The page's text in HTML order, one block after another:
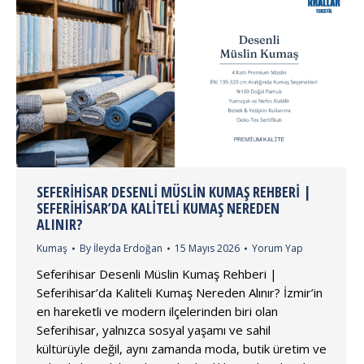
SEFERIHISAR DESENLI MÜSLIN KUMAŞ REHBERI |
SEFERIHISAR’DA KALITELI KUMAŞ NEREDEN
ALINIR?
Kumaş By İleyda Erdoğan 15 Mayıs 2026 Yorum Yap
Seferihisar Desenli Müslin Kumaş Rehberi |
Seferihisar’da Kaliteli Kumaş Nereden Alınır? İzmir’in
en hareketli ve modern ilçelerinden biri olan
Seferihisar, yalnızca sosyal yaşamı ve sahil
kültürüyle değil, aynı zamanda moda, butik üretim ve